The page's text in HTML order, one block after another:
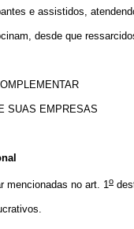
e assistidos,
desde que
SUAS EMPRESAS
mencionadas no art. 1o